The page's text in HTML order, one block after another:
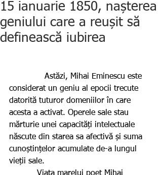
15 ianuarie 1850, nașterea
geniului care a reușit să
definească iubirea
considerat un geniu al epocii trecute
datorită tuturor domeniilor în care
acesta a activat. Operele sale stau
mărturie unei capacități intelectuale
născute din starea sa afectivă și suma
cunoștințelor acumulate de-a lungul
vieții sale.